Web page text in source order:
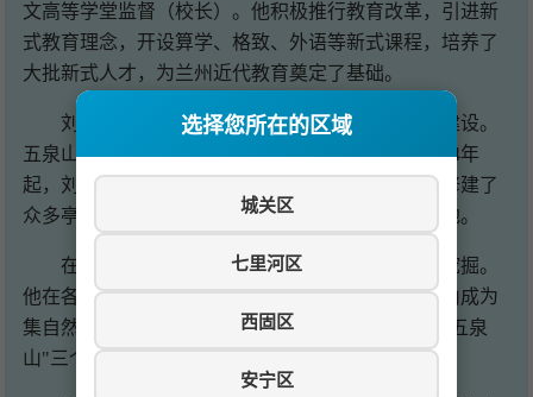
选择您所在的区域
城关区
七里河区
西固区
安宁区
文高等学堂监督（校长）。他积极推行教育改革，引进新
式教育理念，开设算学、格致、外语等新式课程，培养了
大批新式人才，为兰州近代教育奠定了基础。
刘尔炘一生热心公益事业，尤其关注五泉山的建设。
五泉山是兰州著名的风景名胜，但年久失修。从1904年
起，刘尔炘主持五泉山的重修工程，历时20余年，修建了
众多亭台楼阁，使五泉山成为兰州最重要的文化胜地。
在五泉山修建过程中，刘尔炘注重文化内涵的挖掘。
他在各景点题写楹联匾额，撰写碑记铭文，使五泉山成为
集自然景观与人文景观于一体的文化名山。山门上"五泉
山"三个大字，就是刘尔炘亲笔题写。